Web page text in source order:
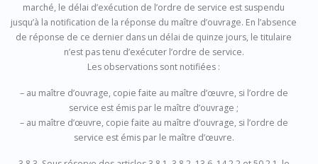
marché, le délai d’exécution de l’ordre de service est suspendu
jusqu’à la notification de la réponse du maître d’ouvrage. En l’absence
de réponse de ce dernier dans un délai de quinze jours, le titulaire
n’est pas tenu d’exécuter l’ordre de service.
Les observations sont notifiées :
– au maître d’ouvrage, copie faite au maître d’œuvre, si l’ordre de
service est émis par le maître d’ouvrage ;
– au maître d’œuvre, copie faite au maître d’ouvrage, si l’ordre de
service est émis par le maître d’œuvre.